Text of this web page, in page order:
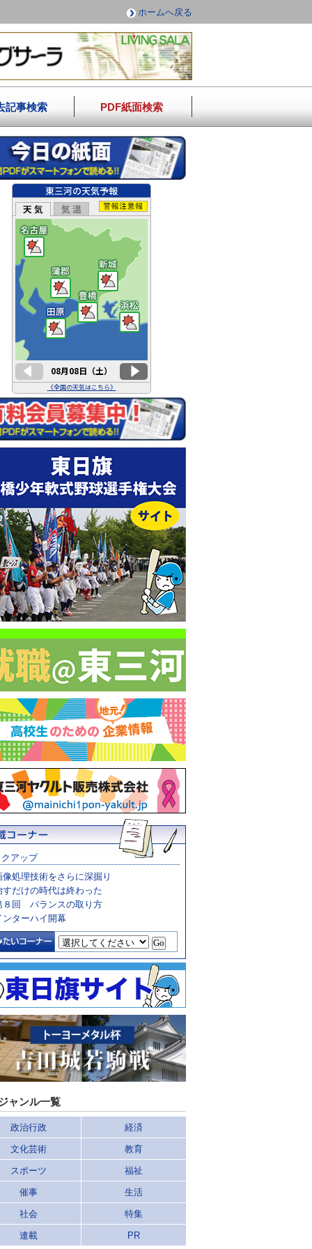
ホームへ戻る
記事検索 PDF紙面検索
アップ
像処理技術をさらに深掘り
すだけの時代は終わった
８回 バランスの取り方
ンターハイ開幕
ャンル一覧
政治行政 経済
文化芸術 教育
スポーツ 福祉
催事 生活
社会 特集
連載 PR